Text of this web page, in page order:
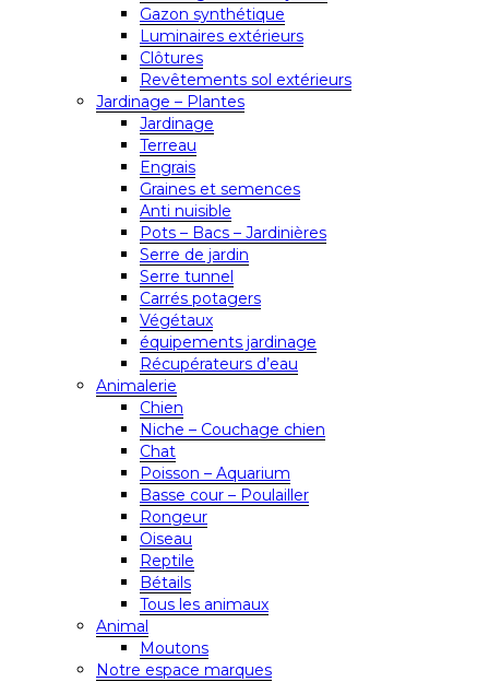
Gazon synthétique
Luminaires extérieurs
Clôtures
Revêtements sol extérieurs
Jardinage – Plantes
Jardinage
Terreau
Engrais
Graines et semences
Anti nuisible
Pots – Bacs – Jardinières
Serre de jardin
Serre tunnel
Carrés potagers
Végétaux
équipements jardinage
Récupérateurs d’eau
Animalerie
Chien
Niche – Couchage chien
Chat
Poisson – Aquarium
Basse cour – Poulailler
Rongeur
Oiseau
Reptile
Bétails
Tous les animaux
Animal
Moutons
Notre espace marques